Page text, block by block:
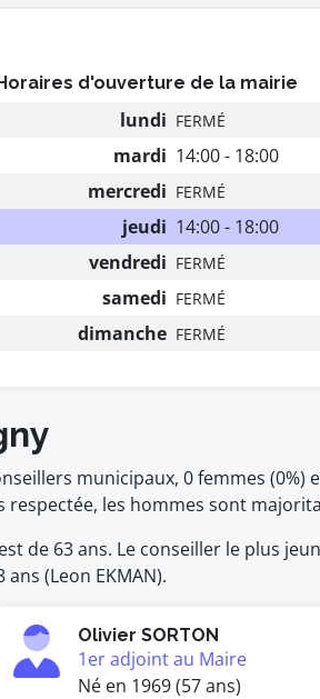
d'ouverture de la mairie
lundi FERMÉ
mardi 14:00 - 18:00
mercredi FERMÉ
jeudi 14:00 - 18:00
vendredi FERMÉ
samedi FERMÉ
dimanche FERMÉ
municipaux, 0 femmes (0%)
respectée, les hommes sont
de 63 ans. Le conseiller le plus
(Leon EKMAN).
Olivier SORTON
1er adjoint au Maire
Né en 1969 (57 ans)